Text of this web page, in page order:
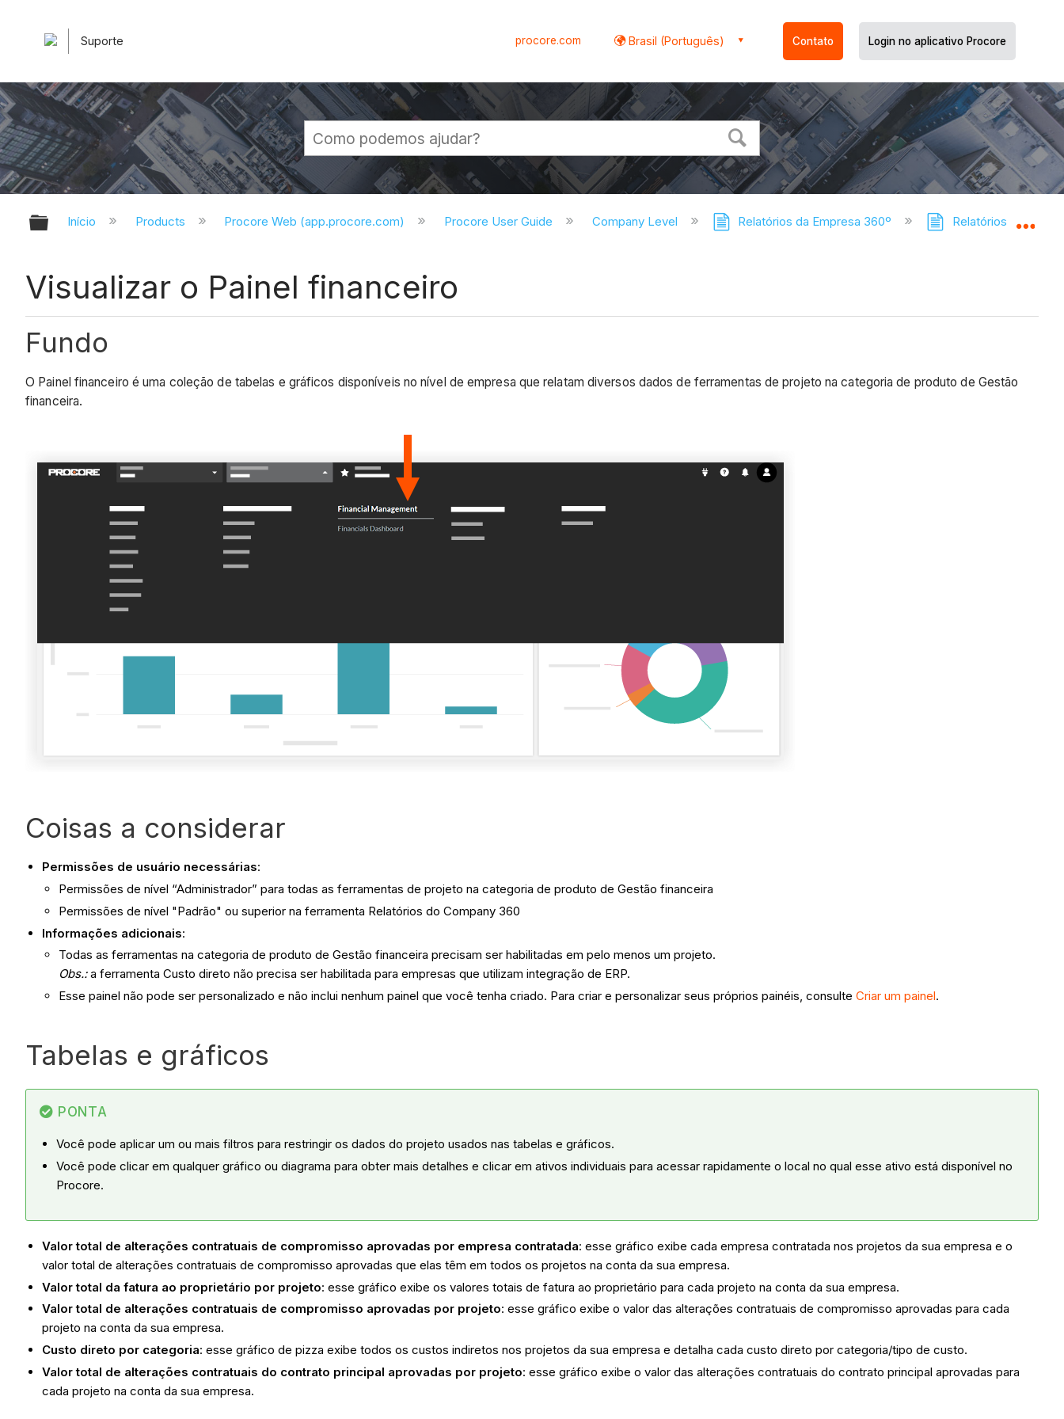
Suporte procore.com Brasil (Português) Contato Login no aplicativo Procore
Expandir/recolher hierarquia global
Início Products Procore Web (app.procore.com) Procore User Guide Company Level Relatórios da Empresa 360º Relatórios do
Visualizar o Painel financeiro
Fundo
O Painel financeiro é uma coleção de tabelas e gráficos disponíveis no nível de empresa que relatam diversos dados de ferramentas de projeto na categoria de produto de Gestão
financeira.
Coisas a considerar
Permissões de usuário necessárias:
Permissões de nível “Administrador” para todas as ferramentas de projeto na categoria de produto de Gestão financeira
Permissões de nível "Padrão" ou superior na ferramenta Relatórios do Company 360
Informações adicionais:
Todas as ferramentas na categoria de produto de Gestão financeira precisam ser habilitadas em pelo menos um projeto.
Obs.:a ferramenta Custo direto não precisa ser habilitada para empresas que utilizam integração de ERP.
Esse painel não pode ser personalizado e não inclui nenhum painel que você tenha criado. Para criar e personalizar seus próprios painéis, consulte Criar um painel.
Tabelas e gráficos
PONTA
Você pode aplicar um ou mais filtros para restringir os dados do projeto usados nas tabelas e gráficos.
Você pode clicar em qualquer gráfico ou diagrama para obter mais detalhes e clicar em ativos individuais para acessar rapidamente o local no qual esse ativo está disponível no
Procore.
Valor total de alterações contratuais de compromisso aprovadas por empresa contratada: esse gráfico exibe cada empresa contratada nos projetos da sua empresa e o
valor total de alterações contratuais de compromisso aprovadas que elas têm em todos os projetos na conta da sua empresa.
Valor total da fatura ao proprietário por projeto: esse gráfico exibe os valores totais de fatura ao proprietário para cada projeto na conta da sua empresa.
Valor total de alterações contratuais de compromisso aprovadas por projeto: esse gráfico exibe o valor das alterações contratuais de compromisso aprovadas para cada
projeto na conta da sua empresa.
Custo direto por categoria: esse gráfico de pizza exibe todos os custos indiretos nos projetos da sua empresa e detalha cada custo direto por categoria/tipo de custo.
Valor total de alterações contratuais do contrato principal aprovadas por projeto: esse gráfico exibe o valor das alterações contratuais do contrato principal aprovadas para
cada projeto na conta da sua empresa.